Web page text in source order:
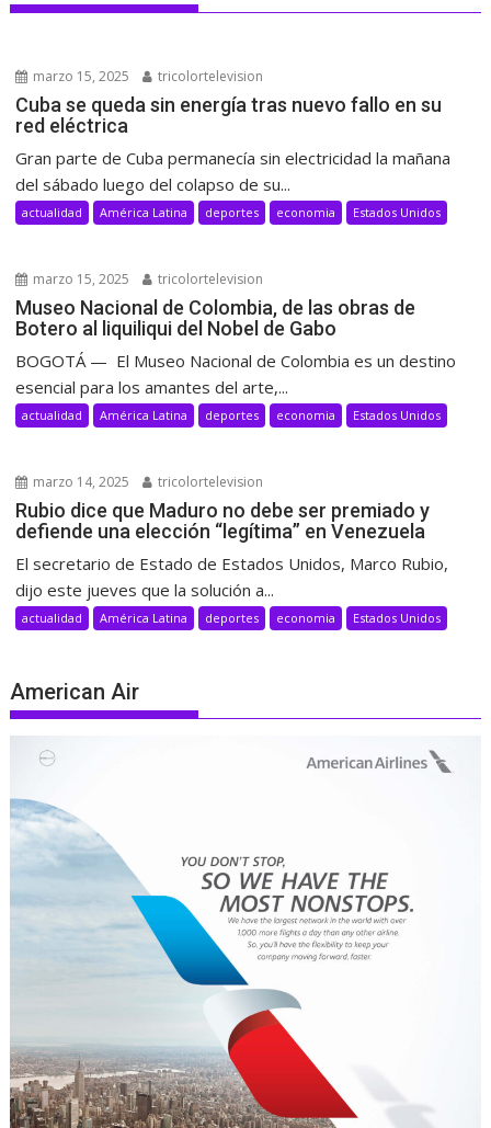
marzo 15, 2025 tricolortelevision
Cuba se queda sin energía tras nuevo fallo en su
red eléctrica
Gran parte de Cuba permanecía sin electricidad la mañana
del sábado luego del colapso de su...
actualidad América Latina deportes economia Estados Unidos
marzo 15, 2025 tricolortelevision
Museo Nacional de Colombia, de las obras de
Botero al liquiliqui del Nobel de Gabo
BOGOTÁ — El Museo Nacional de Colombia es un destino
esencial para los amantes del arte,...
actualidad América Latina deportes economia Estados Unidos
marzo 14, 2025 tricolortelevision
Rubio dice que Maduro no debe ser premiado y
defiende una elección “legítima” en Venezuela
El secretario de Estado de Estados Unidos, Marco Rubio,
dijo este jueves que la solución a...
actualidad América Latina deportes economia Estados Unidos
American Air